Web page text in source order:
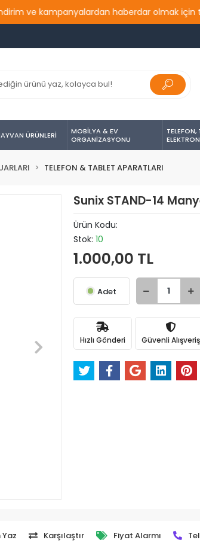
ve kampanyalardan haberdar olmak için takip
ÜRÜNLERİ
MOBİLYA & EV
ORGANİZASYONU
TELEFON & TABLET APARATLARI
Sunix STAND-14
Ürün Kodu:
Stok: 10
1.000,00 TL
Adet
Hızlı Gönderi Güvenli Alışveriş
Karşılaştır Fiyat Alarmı